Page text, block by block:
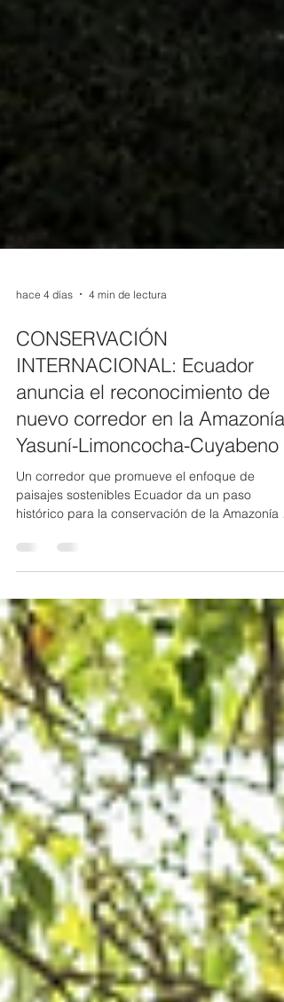
hace 4 días 4 min de lectura
CONSERVACIÓN
INTERNACIONAL: Ecuador
anuncia el reconocimiento de
nuevo corredor en la Amazonía,
Yasuní-Limoncocha-Cuyabeno
Un corredor que promueve el enfoque de
paisajes sostenibles Ecuador da un paso
Conectividad Yasuní-Limoncocha-Cuyabeno, un
territorio de 173.339,609 hectáreas de bosques
que conecta tres áreas protegidas
emblemáticas: el Parque Nacional Yasuní,
reconocido como una de las zonas con mayor
biodiversidad del planeta por unidad de
superficie; la Reserva Biológica Limoncocha; y
Reserva de Prod